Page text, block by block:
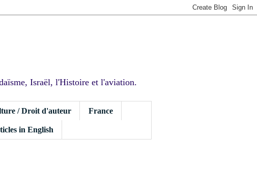
Israël, l'Histoire et l'aviation.
/ Droit d'auteur France
in English